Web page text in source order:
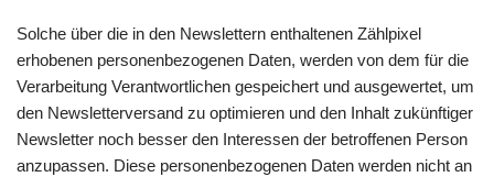
Solche über die in den Newslettern enthaltenen Zählpixel
erhobenen personenbezogenen Daten, werden von dem für die
Verarbeitung Verantwortlichen gespeichert und ausgewertet, um
den Newsletterversand zu optimieren und den Inhalt zukünftiger
Newsletter noch besser den Interessen der betroffenen Person
anzupassen. Diese personenbezogenen Daten werden nicht an